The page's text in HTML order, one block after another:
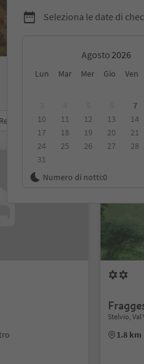
Seleziona le date di
Agosto
Lun Mar Mer Gio Ven
7
10
11 12 13 14
17
18 19 20 21
24
25 26 27 28
31
Numero di notti:0
Recensioni Categoria
Stelvio, Val
1.8 km